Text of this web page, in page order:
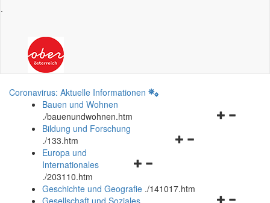
.
Coronavirus: Aktuelle Informationen
Bauen und Wohnen
./bauenundwohnen.htm
Navigationsmenü
Bildung und Forschung
./133.htm
Navigationsmenü
und
schließen
Europa und
Internationales
./203110.htm
Geschichte und Geografie ./141017.htm
Gesellschaft und Soziales